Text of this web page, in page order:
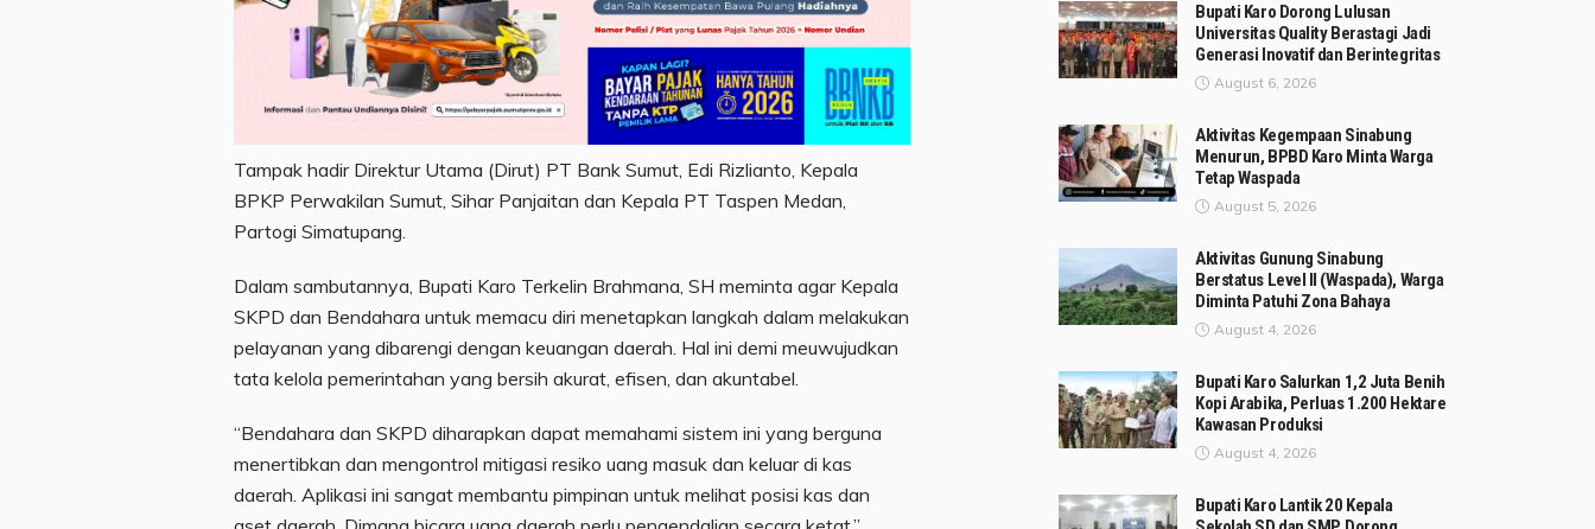
Tampak hadir Direktur Utama (Dirut) PT Bank Sumut, Edi Rizlianto, Kepala
BPKP Perwakilan Sumut, Sihar Panjaitan dan Kepala PT Taspen Medan,
Partogi Simatupang.
Dalam sambutannya, Bupati Karo Terkelin Brahmana, SH meminta agar Kepala
SKPD dan Bendahara untuk memacu diri menetapkan langkah dalam melakukan
pelayanan yang dibarengi dengan keuangan daerah. Hal ini demi meuwujudkan
tata kelola pemerintahan yang bersih akurat, efisen, dan akuntabel.
“Bendahara dan SKPD diharapkan dapat memahami sistem ini yang berguna
menertibkan dan mengontrol mitigasi resiko uang masuk dan keluar di kas
daerah. Aplikasi ini sangat membantu pimpinan untuk melihat posisi kas dan
Bupati Karo Dorong Lulusan
Universitas Quality Berastagi Jadi
Generasi Inovatif dan Berintegritas
August 6, 2026
Aktivitas Kegempaan Sinabung
Menurun, BPBD Karo Minta Warga
Tetap Waspada
August 5, 2026
Aktivitas Gunung Sinabung
Berstatus Level II (Waspada), Warga
Diminta Patuhi Zona Bahaya
August 4, 2026
Bupati Karo Salurkan 1,2 Juta Benih
Kopi Arabika, Perluas 1.200 Hektare
Kawasan Produksi
August 4, 2026
Bupati Karo Lantik 20 Kepala